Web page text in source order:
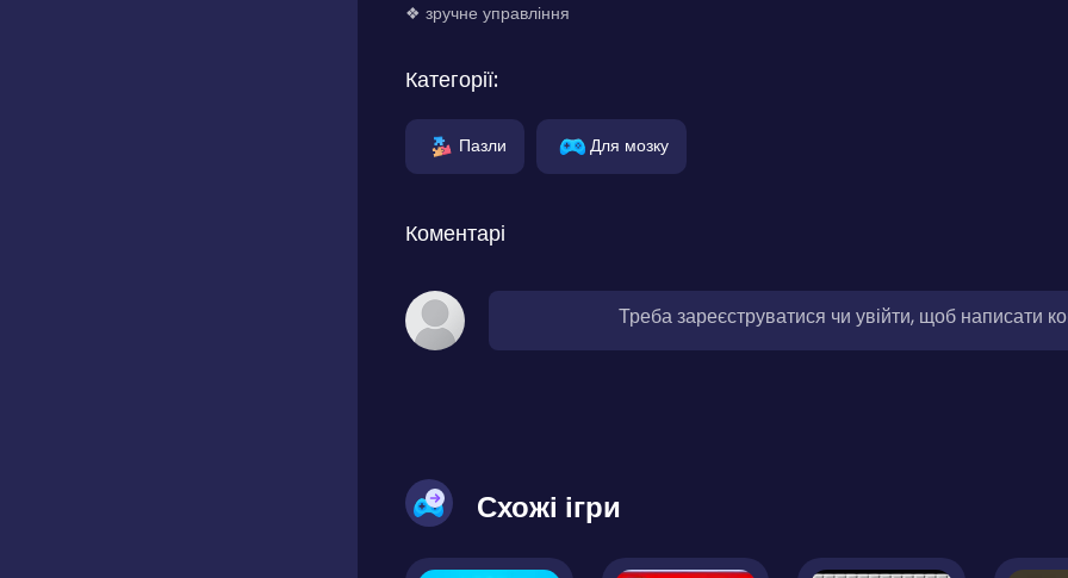
❖ зручне управління
Категорії:
Пазли Для мозку
Коментарі
Треба зареєструватися чи увійти, щоб написати
Схожі ігри